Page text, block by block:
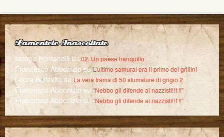
Lamentele Inascoltate
Iacopo Fontanellisu02. Un paese tranquillo
Francesco AbboniziosuL’ultimo samurai era il primo dei grillini
Laura Bellavite su La vera trama di 50 sfumature di grigio 2
Francesco Abbonizio su“Nebbo gli difende ai nazzisti!!1!!”
Francesco Abbonizio su“Nebbo gli difende ai nazzisti!!1!!”